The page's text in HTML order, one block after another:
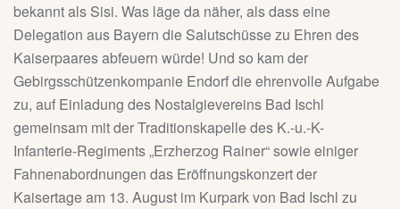
bekannt als Sisi. Was läge da näher, als dass eine
Delegation aus Bayern die Salutschüsse zu Ehren des
Kaiserpaares abfeuern würde! Und so kam der
Gebirgsschützenkompanie Endorf die ehrenvolle Aufgabe
zu, auf Einladung des Nostalgievereins Bad Ischl
gemeinsam mit der Traditionskapelle des K.-u.-K-
Infanterie-Regiments „Erzherzog Rainer“ sowie einiger
Fahnenabordnungen das Eröffnungskonzert der
Kaisertage am 13. August im Kurpark von Bad Ischl zu